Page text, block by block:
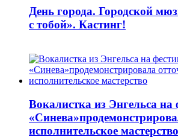
День города. Городской
с тобой». Кастинг!
Вокалистка из Энгельса на
исполнительское мастерство